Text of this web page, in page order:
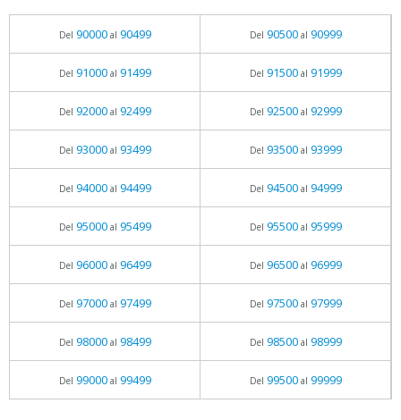
Del 90000al 90499 Del 90500al 90999
Del 91000al 91499 Del 91500al 91999
Del 92000al 92499 Del 92500al 92999
Del 93000al 93499 Del 93500al 93999
Del 94000al 94499 Del 94500al 94999
Del 95000al 95499 Del 95500al 95999
Del 96000al 96499 Del 96500al 96999
Del 97000al 97499 Del 97500al 97999
Del 98000al 98499 Del 98500al 98999
Del 99000al 99499 Del 99500al 99999